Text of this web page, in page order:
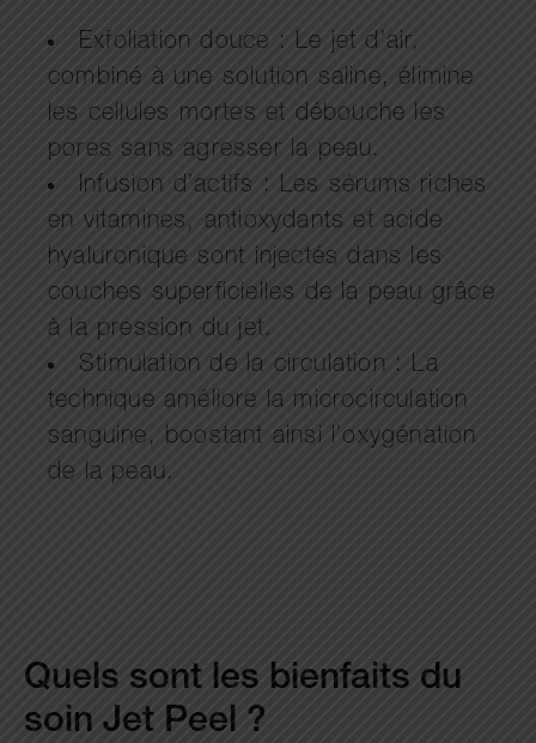
Exfoliation douce : Le jet d’air,
combiné à une solution saline, élimine
les cellules mortes et débouche les
pores sans agresser la peau.
Infusion d’actifs : Les sérums riches
en vitamines, antioxydants et acide
hyaluronique sont injectés dans les
couches superficielles de la peau grâce
à la pression du jet.
Stimulation de la circulation : La
technique améliore la microcirculation
sanguine, boostant ainsi l’oxygénation
de la peau.
Quels sont les bienfaits du
soin Jet Peel ?